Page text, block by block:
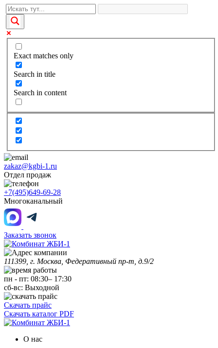
Exact matches only
Search in title
Search in content
zakaz@kgbi-1.ru
Отдел продаж
+7(495)649-69-28
Многоканальный
Заказать звонок
111399, г. Москва, Федеративный пр-т, д.9/2
пн - пт: 08:30– 17:30
сб-вс: Выходной
Скачать прайс
Скачать каталог PDF
О нас